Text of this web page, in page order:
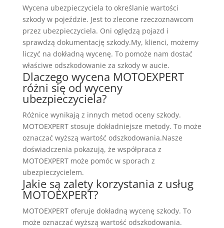
Wycena ubezpieczyciela to określanie wartości
szkody w pojeździe. Jest to zlecone rzeczoznawcom
przez ubezpieczyciela. Oni oględzą pojazd i
sprawdzą dokumentację szkody.My, klienci, możemy
liczyć na dokładną wycenę. To pomoże nam dostać
właściwe odszkodowanie za szkody w aucie.
Dlaczego wycena MOTOEXPERT
różni się od wyceny
ubezpieczyciela?
Różnice wynikają z innych metod oceny szkody.
MOTOEXPERT stosuje dokładniejsze metody. To może
oznaczać wyższą wartość odszkodowania.Nasze
doświadczenia pokazują, że współpraca z
MOTOEXPERT może pomóc w sporach z
ubezpieczycielem.
Jakie są zalety korzystania z usług
MOTOEXPERT?
MOTOEXPERT oferuje dokładną wycenę szkody. To
może oznaczać wyższą wartość odszkodowania.